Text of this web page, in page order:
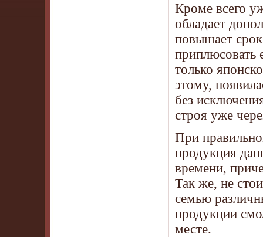
Кроме всего
обладает
повышает
приплюсовать
только
этому,
без
строя уже
При
продукция
времени,
Так же, не
семью
продукции
месте.